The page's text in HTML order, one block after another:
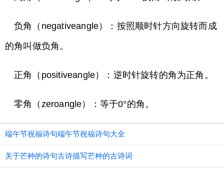
负角（negativeangle）：按照顺时针方向旋转而成
的角叫做负角。
正角（positiveangle）：逆时针旋转的角为正角。
零角（zeroangle）：等于0°的角。
端午节祝福诗句端午节祝福诗句大全
关于芒种的诗句古诗描写芒种的古诗词